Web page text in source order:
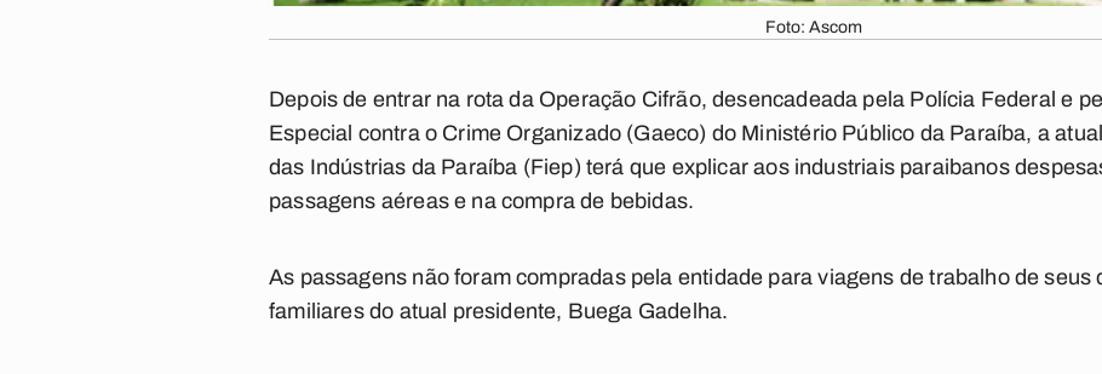
Foto: Ascom
Depois de entrar na rota da Operação Cifrão, desencadeada pela Polícia Federal e
Especial contra o Crime Organizado (Gaeco) do Ministério Público da Paraíba, a
das Indústrias da Paraíba (Fiep) terá que explicar aos industriais paraibanos
passagens aéreas e na compra de bebidas.
As passagens não foram compradas pela entidade para viagens de trabalho de seus
familiares do atual presidente, Buega Gadelha.